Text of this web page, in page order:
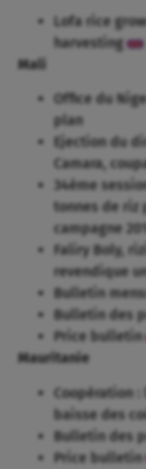
Lofa rice
harvesting
Mali
Office du
plan
Ejection du
Camara,
34ème
tonnes de riz
campagne
Faliry Boly,
revendique
Bulletin
Bulletin des
Price bulletin
Mauritanie
Coopération
baisse des
Bulletin des
Price bulletin